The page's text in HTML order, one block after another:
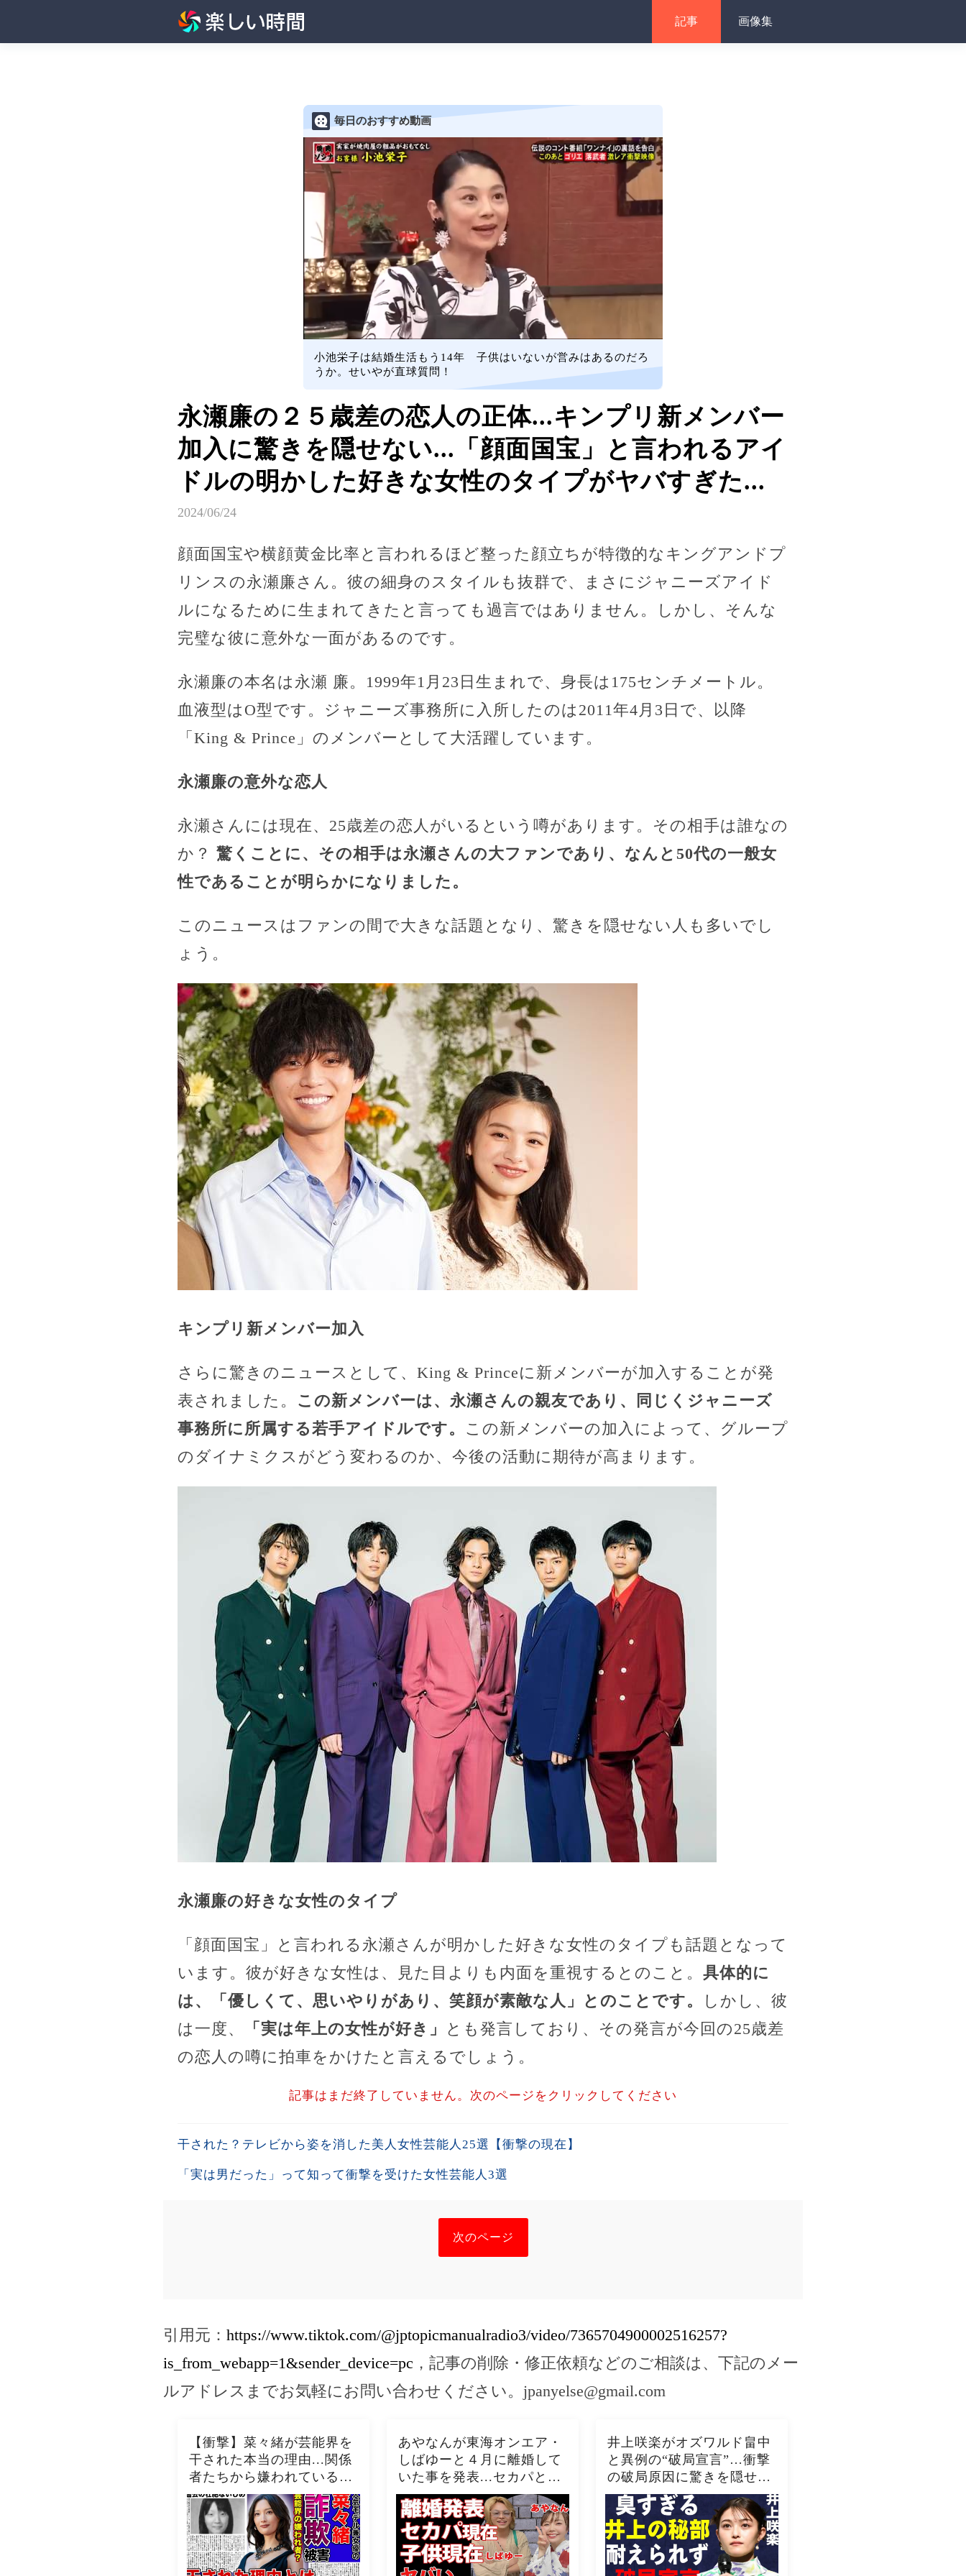
記事 画像集
毎日のおすすめ動画
小池栄子は結婚生活もう14年 子供はいないが営みはあるのだろ
うか。せいやが直球質問！
永瀬廉の２５歳差の恋人の正体...キンプリ新メンバー
加入に驚きを隠せない...「顔面国宝」と言われるアイ
ドルの明かした好きな女性のタイプがヤバすぎた...
2024/06/24
顔面国宝や横顔黄金比率と言われるほど整った顔立ちが特徴的なキングアンドプ
リンスの永瀬廉さん。彼の細身のスタイルも抜群で、まさにジャニーズアイド
ルになるために生まれてきたと言っても過言ではありません。しかし、そんな
完璧な彼に意外な一面があるのです。
永瀬廉の本名は永瀬 廉。1999年1月23日生まれで、身長は175センチメートル。
血液型はO型です。ジャニーズ事務所に入所したのは2011年4月3日で、以降
「King & Prince」のメンバーとして大活躍しています。
永瀬廉の意外な恋人
永瀬さんには現在、25歳差の恋人がいるという噂があります。その相手は誰なの
か？ 驚くことに、その相手は永瀬さんの大ファンであり、なんと50代の一般女
性であることが明らかになりました。
このニュースはファンの間で大きな話題となり、驚きを隠せない人も多いでし
ょう。
キンプリ新メンバー加入
さらに驚きのニュースとして、King & Princeに新メンバーが加入することが発
表されました。 この新メンバーは、永瀬さんの親友であり、同じくジャニーズ
事務所に所属する若手アイドルです。 この新メンバーの加入によって、グループ
のダイナミクスがどう変わるのか、今後の活動に期待が高まります。
永瀬廉の好きな女性のタイプ
「顔面国宝」と言われる永瀬さんが明かした好きな女性のタイプも話題となって
います。彼が好きな女性は、見た目よりも内面を重視するとのこと。 具体的に
は、「優しくて、思いやりがあり、笑顔が素敵な人」とのことです。
しかし、彼
は一度、
「実は年上の女性が好き」
とも発言しており、その発言が今回の25歳差
の恋人の噂に拍車をかけたと言えるでしょう。
記事はまだ終了していません。次のページをクリックしてください
干された？テレビから姿を消した美人女性芸能人25選【衝撃の現在】
「実は男だった」って知って衝撃を受けた女性芸能人3選
次のページ
引用元： https://www.tiktok.com/@jptopicmanualradio3/video/7365704900002516257?
is_from_webapp=1&sender_device=pc ，記事の削除・修正依頼などのご相談は、下記のメー
ルアドレスまでお気軽にお問い合わせください。 jpanyelse@gmail.com
【衝撃】菜々緒が芸能界を
干された本当の理由...関係
者たちから嫌われている現
在の驚きを隠せない！！詐
欺被害にまで遭っている衝
撃の現在...過去の壮絶ない
じめに一同驚愕！！
あやなんが東海オンエア・
しばゆーと４月に離婚して
いた事を発表...セカパとの
現在の関係に驚きを隠せな
い...『しばゆー＆あやな
ん』夫婦の精神崩壊した現
在がヤバい...
井上咲楽がオズワルド畠中
と異例の“破局宣言”…衝撃
の破局原因に驚きを隠せな
い…井上咲楽の介護生活の
真相